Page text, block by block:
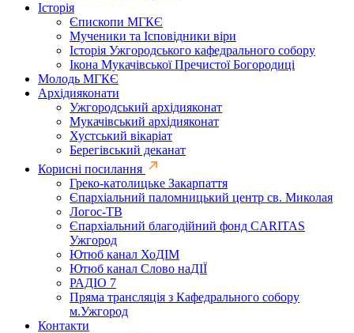
Історія
Єпископи МГКЄ
Мученики та Ісповідники віри
Історія Ужгородського кафедрального собору
Ікона Мукачівської Пречистої Богородиці
Молодь МГКЄ
Архідияконати
Ужгородський архідияконат
Мукачівський архідияконат
Хустський вікаріат
Берегівський деканат
Корисні посилання
Греко-католицьке Закарпаття
Єпархіальний паломницький центр св. Миколая
Логос-ТВ
Єпархіальний благодійний фонд CARITAS
Ужгород
Ютюб канал ХоДІМ
Ютюб канал Слово наДІЇ
РАДІО 7
Пряма трансляція з Кафедрального собору
м.Ужгород
Контакти